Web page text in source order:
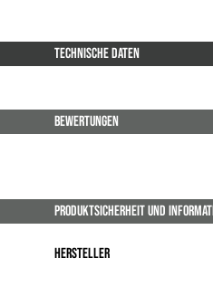
TECHNISCHE DATEN
BEWERTUNGEN
PRODUKTSICHERHEIT UND
Hersteller